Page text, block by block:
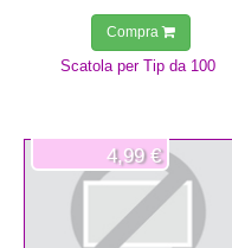
Scatola per Tip da 100
Compra
4,99 €